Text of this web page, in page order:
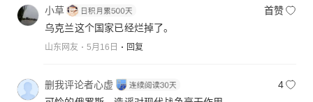
小草
首赞
乌克兰这个国家已经烂掉了。
山东网友 5月16日 回复
删我评论者心虚
4